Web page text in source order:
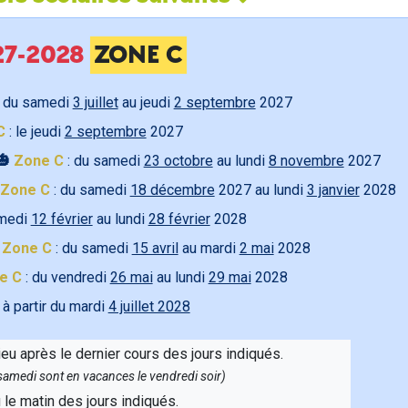
2028 ZONE C
samedi 3 juilletau jeudi 2 septembre 2027
: le jeudi 2 septembre 2027
Zone C: du samedi 23 octobre au lundi 8 novembre 2027
Zone C: du samedi 18 décembre 2027 au lundi 3 janvier2028
12 févrierau lundi 28 février2028
Zone C: du samedi 15 avril au mardi 2 mai2028
C: du vendredi 26 maiau lundi 29 mai2028
partir du mardi 4 juillet 2028
après le dernier cours des jours indiqués.
sont en vacances le vendredi soir)
matin des jours indiqués.